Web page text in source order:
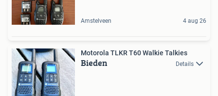
Amstelveen 4 aug 26
Motorola TLKR T60 Walkie Talkies
Bieden Details